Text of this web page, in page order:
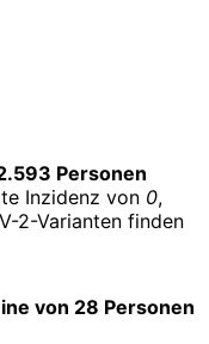
Personen
Inzidenz von 0,
2-Varianten finden
von 28 Personen